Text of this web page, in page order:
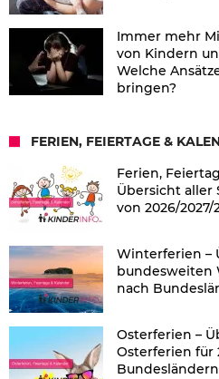
Immer mehr
von Kindern
Welche
bringen?
FERIEN, FEIERTAGE &
Ferien,
Übersicht aller
von 2026/
Winterferien –
bundesweiten
nach
Osterferien –
Osterferien für